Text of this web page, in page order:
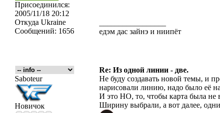
Присоединился:
2005/11/18 20:12
Откуда Ukraine
Сообщений: 1656
едэм дас зайнэ и ниипёт
Re: Из одной линии - две.
Saboteur
Новичок
Не буду создавать новой темы, и
нарисовали линию, надо было её
И это НО, то, чтобы карта была не
Ширину выбрали, а вот далее,